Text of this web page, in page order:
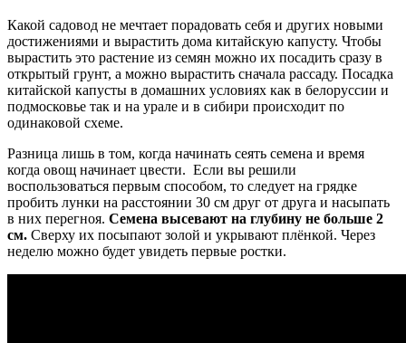
Какой садовод не мечтает порадовать себя и других новыми
достижениями и вырастить дома китайскую капусту. Чтобы
вырастить это растение из семян можно их посадить сразу в
открытый грунт, а можно вырастить сначала рассаду. Посадка
китайской капусты в домашних условиях как в белоруссии и
подмосковье так и на урале и в сибири происходит по
одинаковой схеме.
Разница лишь в том, когда начинать сеять семена и время
когда овощ начинает цвести. Если вы решили
воспользоваться первым способом, то следует на грядке
пробить лунки на расстоянии 30 см друг от друга и насыпать
в них перегноя. Семена высевают на глубину не больше 2
см. Сверху их посыпают золой и укрывают плёнкой. Через
неделю можно будет увидеть первые ростки.